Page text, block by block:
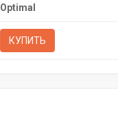
Optimal
КУПИТЬ